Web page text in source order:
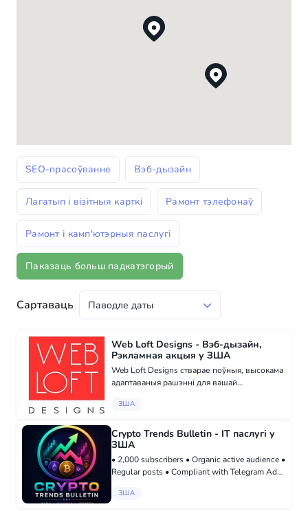
SEO-прасоўванне Вэб-дызайн
Лагатып і візітныя карткі Рамонт тэлефонаў
Рамонт і камп'ютэрныя паслугі
Паказаць больш падкатэгорый
Сартаваць
Web Loft Designs - Вэб-дызайн,
Рэкламная акцыя у ЗША
Web Loft Designs стварае поўныя, высокама
адаптаваныя рашэнні для вашай
электронную камерцыю, бізнес-вэб-сайты,
рэнкінгу ў...
ЗША
Crypto Trends Bulletin - ІТ паслугі у
ЗША
• 2,000 subscribers • Organic active audience •
Regular posts • Compliant with Telegram Ads
news and market trends Buy here:
ЗША